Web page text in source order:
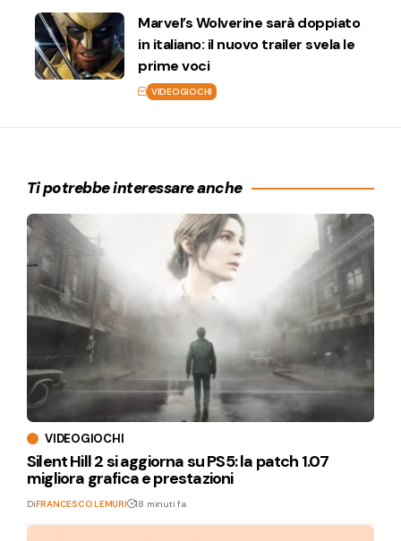
Marvel’s Wolverine sarà doppiato
in italiano: il nuovo trailer svela le
prime voci
VIDEOGIOCHI
Ti potrebbe interessare anche
VIDEOGIOCHI
Silent Hill 2 si aggiorna su PS5: la patch 1.07
migliora grafica e prestazioni
DiFRANCESCO LEMURI 18 minuti fa